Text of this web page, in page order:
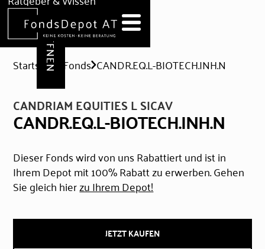
Hilfe & Formulare
DEPOT ERÖFFNEN
Startseite Fonds CANDR.EQ.L-BIOTECH.INH.N
CANDRIAM EQUITIES L SICAV
CANDR.EQ.L-BIOTECH.INH.N
Dieser Fonds wird von uns Rabattiert und ist in
Ihrem Depot mit 100% Rabatt zu erwerben. Gehen
Sie gleich hierzu Ihrem Depot!
JETZT KAUFEN